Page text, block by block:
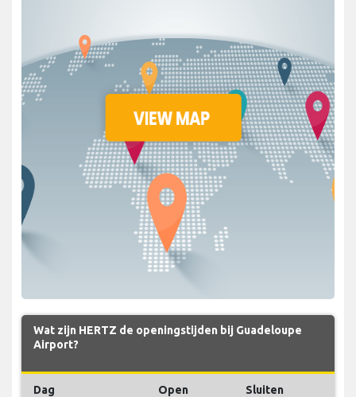
Wat zijn HERTZ de openingstijden bij Guadeloupe
Airport?
Dag Open Sluiten